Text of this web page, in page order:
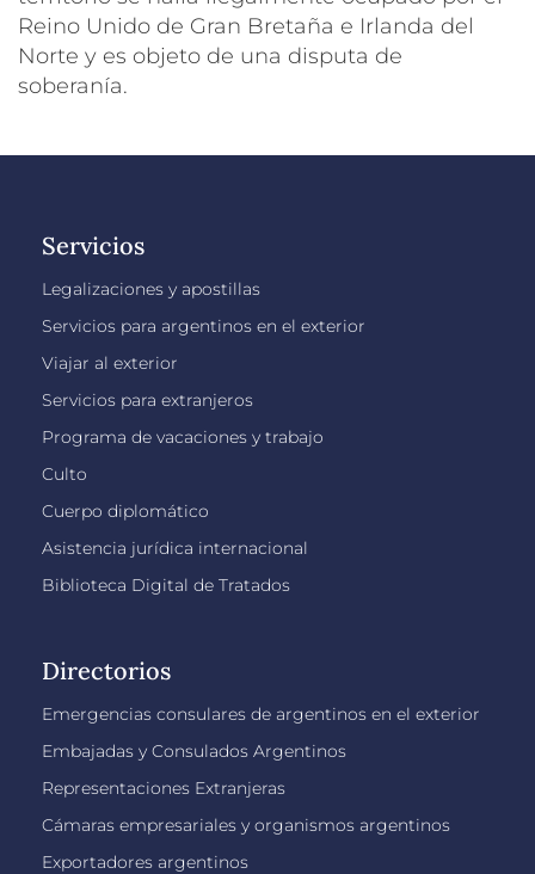
Reino Unido de Gran Bretaña e Irlanda del
Norte y es objeto de una disputa de
soberanía.
Servicios
Legalizaciones y apostillas
Servicios para argentinos en el exterior
Viajar al exterior
Servicios para extranjeros
Programa de vacaciones y trabajo
Culto
Cuerpo diplomático
Asistencia jurídica internacional
Biblioteca Digital de Tratados
Directorios
Emergencias consulares de argentinos en el exterior
Embajadas y Consulados Argentinos
Representaciones Extranjeras
Cámaras empresariales y organismos argentinos
Exportadores argentinos